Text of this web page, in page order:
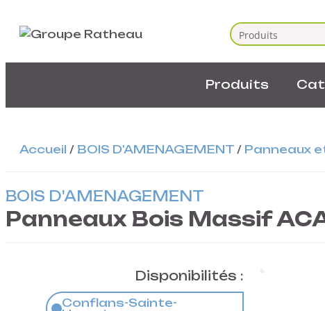
Produits
Accueil / BOIS D'AMENAGEMENT / Panneaux
BOIS D'AMENAGEMENT
Panneaux Bois Massif
Disponibilités :
Conflans-Sainte-